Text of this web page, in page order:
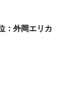
：外岡エリカ